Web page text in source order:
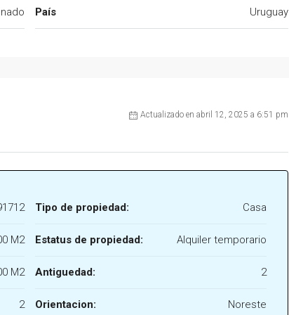
País Uruguay
Actualizado en abril 12, 2025 a 6:51 pm
M2
M2
2
Tipo de propiedad: Casa
Estatus de propiedad: Alquiler temporario
Antiguedad: 2
Orientacion: Noreste